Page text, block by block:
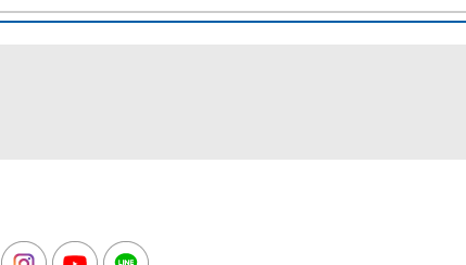
FacebookInstagramYoutube